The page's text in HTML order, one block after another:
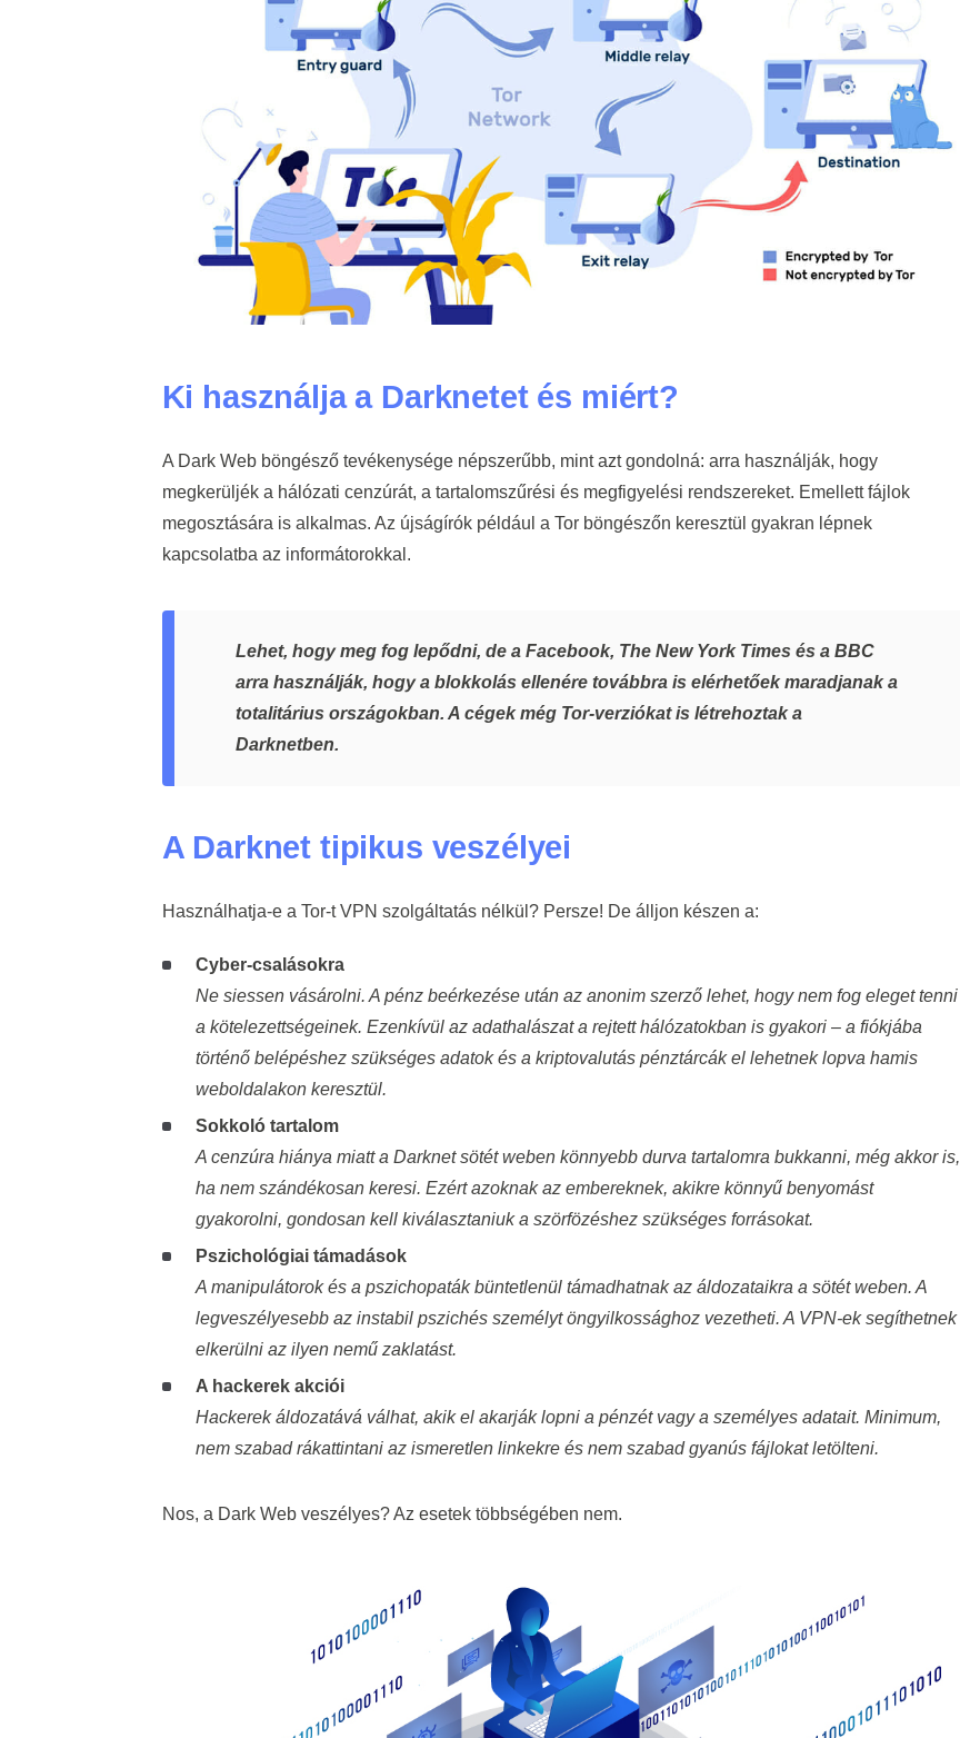
Ki használja a Darknetet és miért?
A Dark Web böngésző tevékenysége népszerűbb, mint azt gondolná: arra használják, hogy
megkerüljék a hálózati cenzúrát, a tartalomszűrési és megfigyelési rendszereket. Emellett fájlok
megosztására is alkalmas. Az újságírók például a Tor böngészőn keresztül gyakran lépnek
kapcsolatba az informátorokkal.
Lehet, hogy meg fog lepődni, de a Facebook, The New York Times és a BBC
arra használják, hogy a blokkolás ellenére továbbra is elérhetőek maradjanak a
totalitárius országokban. A cégek még Tor-verziókat is létrehoztak a
Darknetben.
A Darknet tipikus veszélyei
Használhatja-e a Tor-t VPN szolgáltatás nélkül? Persze! De álljon készen a:
Cyber-csalásokra
Ne siessen vásárolni. A pénz beérkezése után az anonim szerző lehet, hogy nem fog eleget tenni
a kötelezettségeinek. Ezenkívül az adathalászat a rejtett hálózatokban is gyakori – a fiókjába
történő belépéshez szükséges adatok és a kriptovalutás pénztárcák el lehetnek lopva hamis
weboldalakon keresztül.
Sokkoló tartalom
A cenzúra hiánya miatt a Darknet sötét weben könnyebb durva tartalomra bukkanni, még akkor is,
ha nem szándékosan keresi. Ezért azoknak az embereknek, akikre könnyű benyomást
gyakorolni, gondosan kell kiválasztaniuk a szörfözéshez szükséges forrásokat.
Pszichológiai támadások
A manipulátorok és a pszichopaták büntetlenül támadhatnak az áldozataikra a sötét weben. A
legveszélyesebb az instabil pszichés személyt öngyilkossághoz vezetheti. A VPN-ek segíthetnek
elkerülni az ilyen nemű zaklatást.
A hackerek akciói
Hackerek áldozatává válhat, akik el akarják lopni a pénzét vagy a személyes adatait. Minimum,
nem szabad rákattintani az ismeretlen linkekre és nem szabad gyanús fájlokat letölteni.
Nos, a Dark Web veszélyes? Az esetek többségében nem.